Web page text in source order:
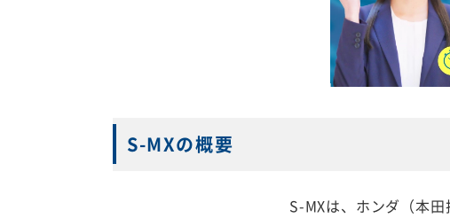
S-MXの概要
S-MXは、ホンダ（本